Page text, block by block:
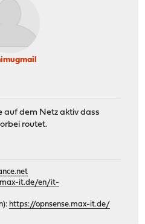
auf dem Netz aktiv dass
routet.
it.de/en/it-
https://opnsense.max-it.de/